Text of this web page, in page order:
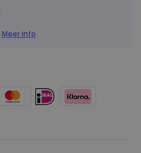
Meer info